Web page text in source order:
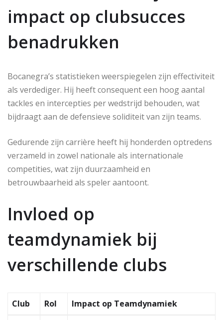
impact op clubsucces
benadrukken
Bocanegra’s statistieken weerspiegelen zijn effectiviteit
als verdediger. Hij heeft consequent een hoog aantal
tackles en intercepties per wedstrijd behouden, wat
bijdraagt aan de defensieve soliditeit van zijn teams.
Gedurende zijn carrière heeft hij honderden optredens
verzameld in zowel nationale als internationale
competities, wat zijn duurzaamheid en
betrouwbaarheid als speler aantoont.
Invloed op
teamdynamiek bij
verschillende clubs
Club Rol Impact op Teamdynamiek